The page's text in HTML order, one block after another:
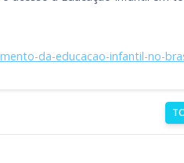
da-educacao-infantil-no-